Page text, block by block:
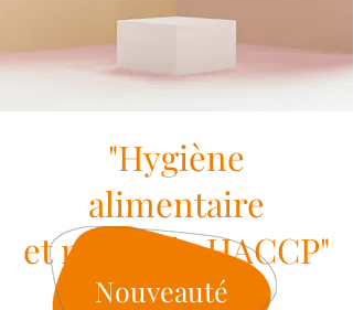
"Hygiène
alimentaire
et méthode HACCP"
Nouveauté